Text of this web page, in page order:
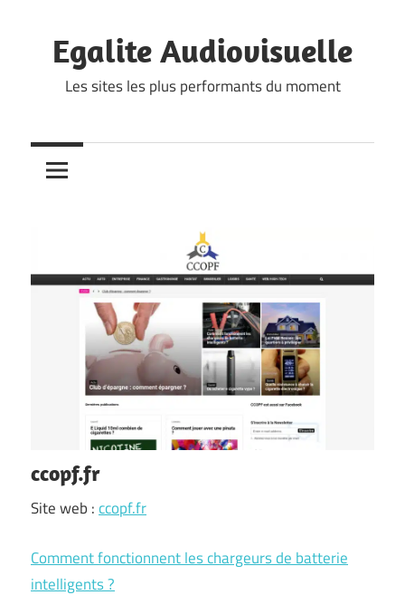
content
Egalite Audiovisuelle
Les sites les plus performants du moment
ccopf.fr
Site web :ccopf.fr
Comment fonctionnent les chargeurs de batterie
intelligents ?